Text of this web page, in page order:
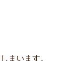
まいます。